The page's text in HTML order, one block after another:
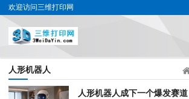
欢迎访问三维打印网
人形机器人
人形机器人成下一个爆发赛